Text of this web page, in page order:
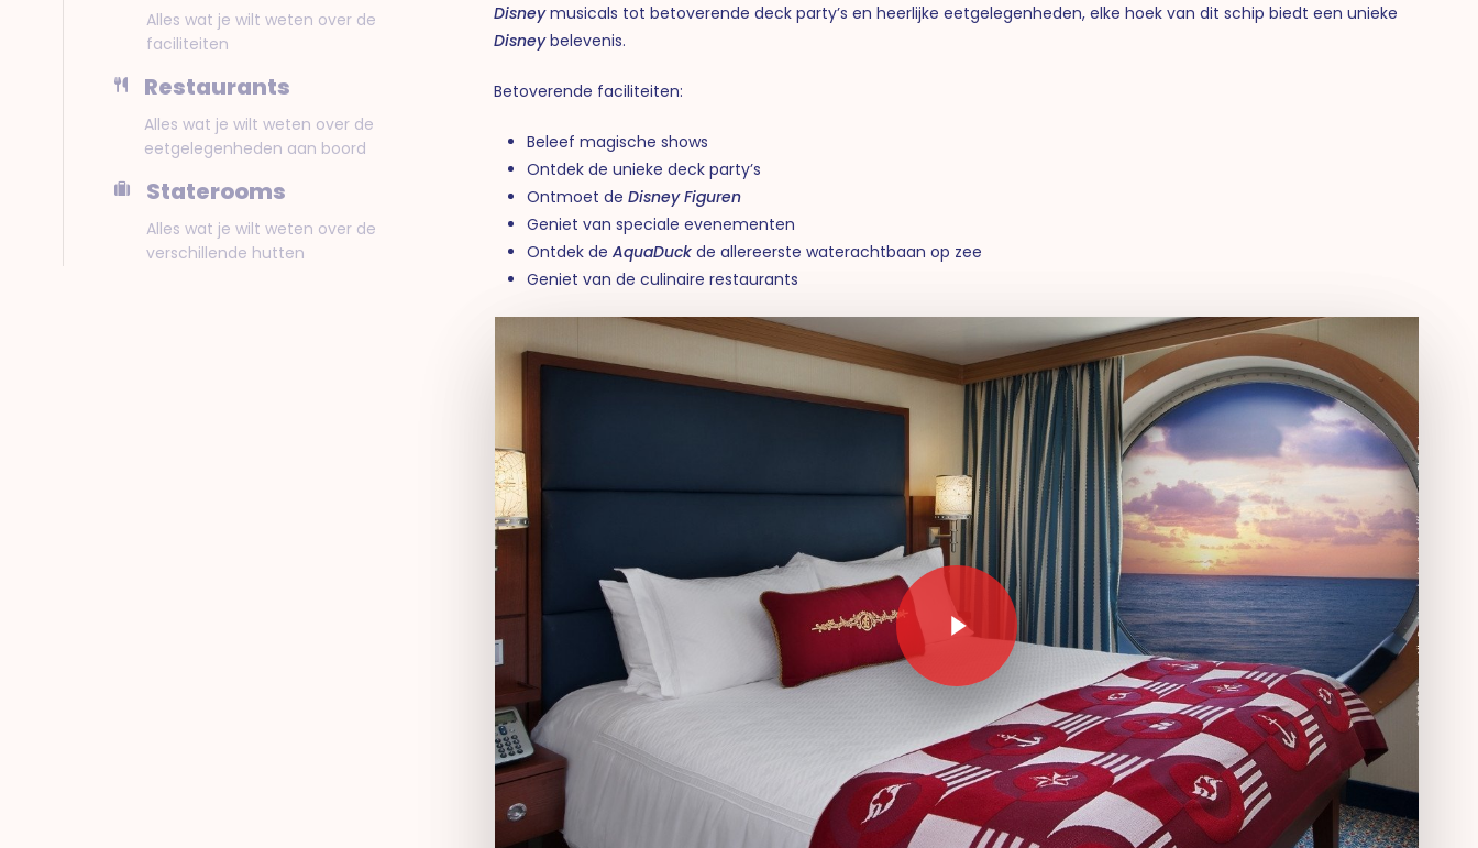
Alles wat je wilt weten over de
faciliteiten
Restaurants
Alles wat je wilt weten over de
eetgelegenheden aan boord
Staterooms
Alles wat je wilt weten over de
verschillende hutten
Disneymusicals tot betoverende deck party’s en heerlijke eetgelegenheden, elke hoek van dit schip biedt een unieke
Disneybelevenis.
Betoverende faciliteiten:
Beleef magische shows
Ontdek de unieke deck party’s
Ontmoet deDisney Figuren
Geniet van speciale evenementen
Ontdek deAquaDuck de allereerste waterachtbaan op zee
Geniet van de culinaire restaurants
Play Video
Play Video